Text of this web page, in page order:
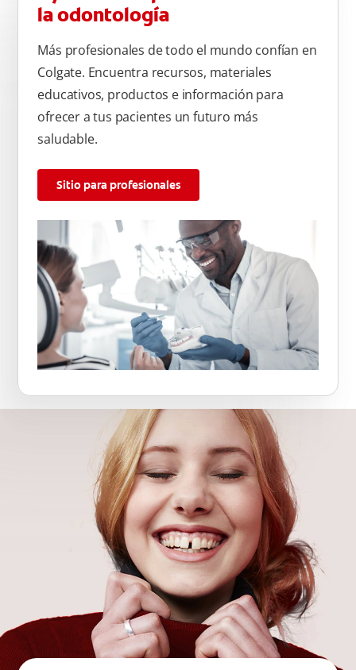
la odontología
Más profesionales de todo el mundo confían en
Colgate. Encuentra recursos, materiales
educativos, productos e información para
ofrecer a tus pacientes un futuro más
saludable.
Sitio para profesionales